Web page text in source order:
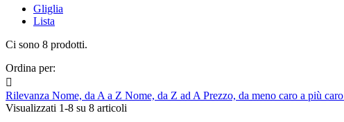
Gliglia
Lista
Ci sono 8 prodotti.
Ordina per:

Rilevanza Nome, da A a Z Nome, da Z ad APrezzo, da meno caro a più caro
Visualizzati 1-8 su 8 articoli